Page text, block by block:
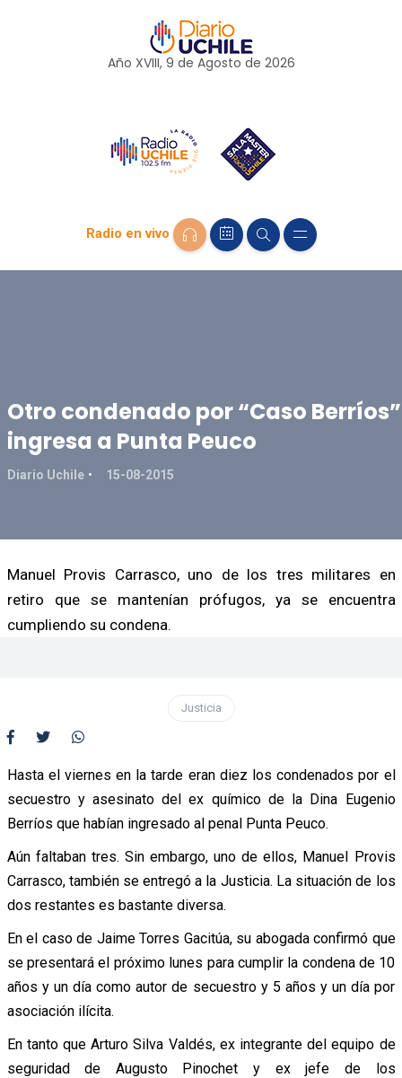
Año XVIII, 9 de Agosto de 2026
Radio en vivo
Otro condenado por “Caso Berríos”
ingresa a Punta Peuco
Diario Uchile 15-08-2015
Manuel Provis Carrasco, uno de los tres militares en
retiro que se mantenían prófugos, ya se encuentra
cumpliendo su condena.
Justicia
Hasta el viernes en la tarde eran diez los condenados por el
secuestro y asesinato del ex químico de la Dina Eugenio
Berríos que habían ingresado al penal Punta Peuco.
Aún faltaban tres. Sin embargo, uno de ellos, Manuel Provis
Carrasco, también se entregó a la Justicia. La situación de los
dos restantes es bastante diversa.
En el caso de Jaime Torres Gacitúa, su abogada confirmó que
se presentará el próximo lunes para cumplir la condena de 10
años y un día como autor de secuestro y 5 años y un día por
asociación ilícita.
En tanto que Arturo Silva Valdés, ex integrante del equipo de
seguridad de Augusto Pinochet y ex jefe de los